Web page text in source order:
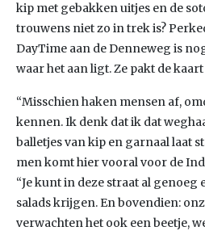
kip met gebakken uitjes en de
trouwens niet zo in trek is?
DayTime aan de Denneweg is
waar het aan ligt. Ze pakt de
“Misschien haken mensen af,
kennen. Ik denk dat ik dat
balletjes van kip en garnaal laat
men komt hier vooral voor de
“Je kunt in deze straat al genoeg
salads krijgen. En bovendien:
verwachten het ook een beetje,